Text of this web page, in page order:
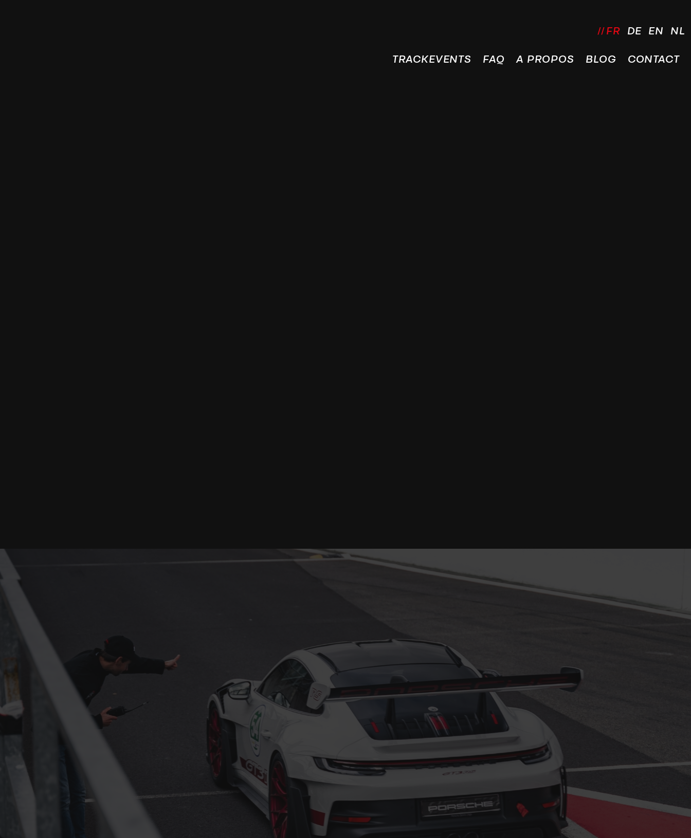
TRACKEVENTS FAQ A PROPOS BLOG CONTACT
FR DE EN NL